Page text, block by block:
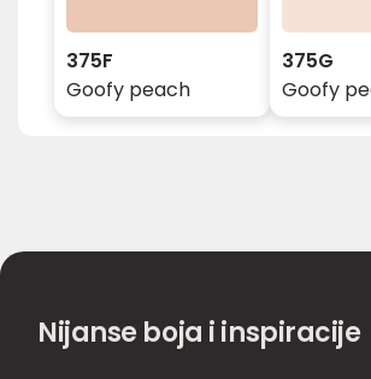
375F
Goofy peach
375G
Goofy
Nijanse boja i inspiracije